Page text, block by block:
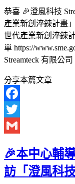
恭喜 🎉澄風科技
產業新創淬鍊計畫
世代產業新創淬鍊
單 https://
Streamteck 有限公司
分享本篇文章
Facebook
Twitter
🎉本中心輔
訪「澄風科